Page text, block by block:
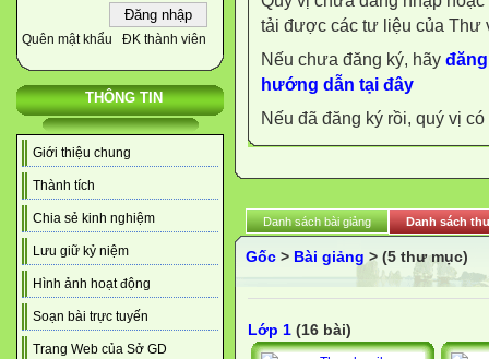
Quên mật khẩu ĐK thành viên
THÔNG TIN
Giới thiệu chung
Thành tích
Chia sẻ kinh nghiệm
Lưu giữ kỷ niệm
Hình ảnh hoạt động
Soạn bài trực tuyến
Trang Web của Sở GD
tải được các tư liệu của Thư
Nếu chưa đăng ký, hãy
hướng dẫn tại đây
Nếu đã đăng ký rồi, quý vị
Danh sách bài giảng Danh sách
Gốc > Bài giảng > (5 thư mục)
Lớp 1 (16 bài)